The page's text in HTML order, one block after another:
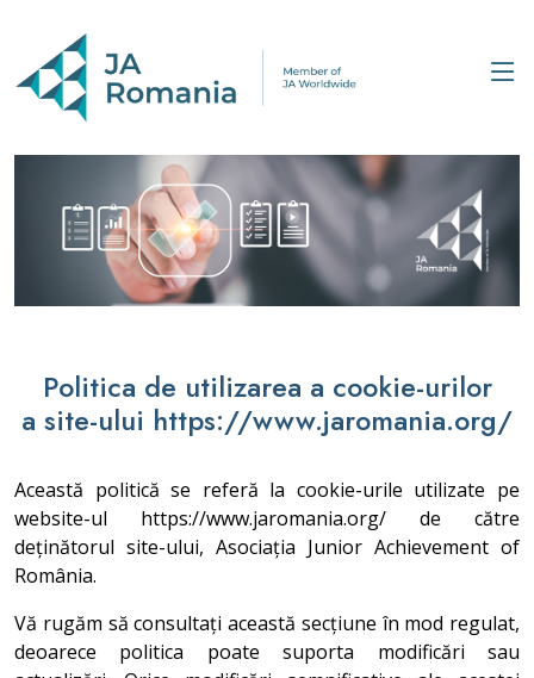
Politica de utilizarea a cookie-urilor
a site-ului https://www.jaromania.org/
Această politică se referă la cookie-urile utilizate pe
website-ul https://www.jaromania.org/ de către
deținătorul site-ului, Asociația Junior Achievement of
România.
Vă rugăm să consultați această secțiune în mod regulat,
deoarece politica poate suporta modificări sau